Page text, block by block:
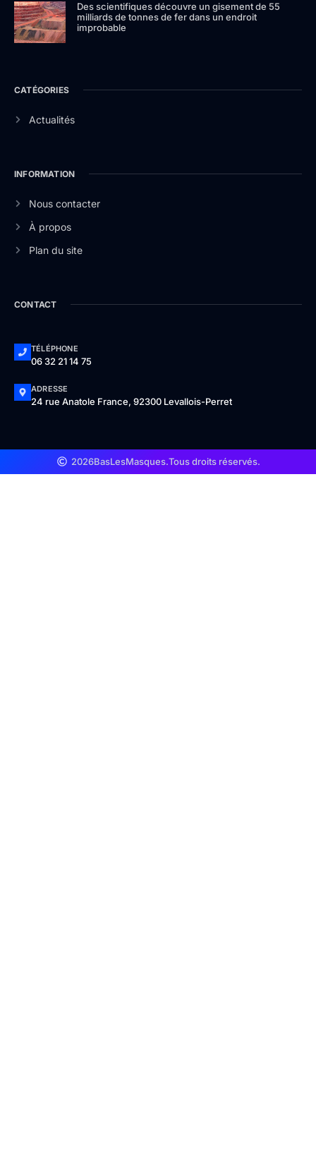
Des scientifiques découvre un gisement de 55
milliards de tonnes de fer dans un endroit
improbable
CATÉGORIES
Actualités
INFORMATION
Nous contacter
À propos
Plan du site
CONTACT
TÉLÉPHONE
06 32 21 14 75
ADRESSE
24 rue Anatole France, 92300 Levallois-Perret
2026BasLesMasques.Tous droits réservés.